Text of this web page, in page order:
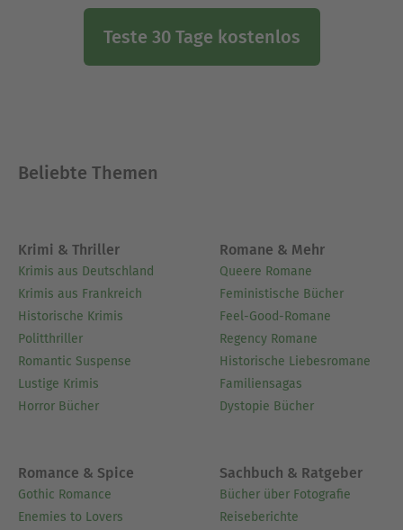
Teste 30 Tage kostenlos
Beliebte Themen
Krimi & Thriller
Krimis aus Deutschland
Krimis aus Frankreich
Historische Krimis
Politthriller
Romantic Suspense
Lustige Krimis
Horror Bücher
Romane & Mehr
Queere Romane
Feministische Bücher
Feel-Good-Romane
Regency Romane
Historische Liebesromane
Familiensagas
Dystopie Bücher
Romance & Spice
Gothic Romance
Enemies to Lovers
Sachbuch & Ratgeber
Bücher über Fotografie
Reiseberichte